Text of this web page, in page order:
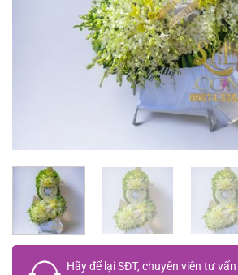
Hãy để lạiSĐT, chuyên viên tư vấn